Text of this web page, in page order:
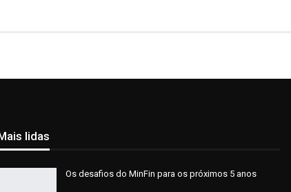
lidas
Os desafios do MinFin para os próximos 5 anos